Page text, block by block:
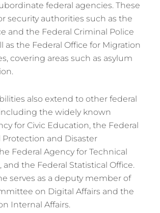
federal agencies. These
security authorities such as the
and the Federal Criminal Police
as the Federal Office for Migration
covering areas such as asylum
also extend to other federal
the widely known
for Civic Education, the Federal
Protection and Disaster
Federal Agency for Technical
and the Federal Statistical Office.
serves as a deputy member of
on Digital Affairs and the
Internal Affairs.